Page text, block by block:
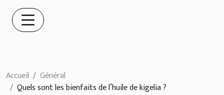
Accueil
Général
Quels sont les bienfaits de l’huile de kigelia ?